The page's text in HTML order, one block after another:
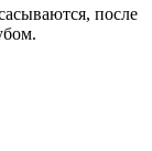
после